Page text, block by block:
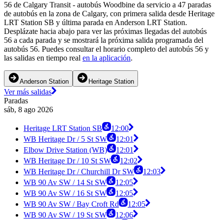
56 de Calgary Transit - autobús Woodbine da servicio a 47 paradas
de autobús en la zona de Calgary, con primera salida desde Heritage
LRT Station SB y última parada en Anderson LRT Station.
Desplázate hacia abajo para ver las próximas llegadas del autobús
56 a cada parada y se mostrará la próxima salida programada del
autobús 56. Puedes consultar el horario completo del autobús 56 y
las salidas en tiempo real en la aplicación.
Anderson Station Heritage Station
Ver más salidas
Paradas
sáb, 8 ago 2026
Heritage LRT Station SB
12:00
WB Heritage Dr / 5 St SW
12:01
Elbow Drive Station (WB)
12:01
WB Heritage Dr / 10 St SW
12:02
WB Heritage Dr / Churchill Dr SW
12:03
WB 90 Av SW / 14 St SW
12:05
WB 90 Av SW / 16 St SW
12:05
WB 90 Av SW / Bay Croft Rd
12:05
WB 90 Av SW / 19 St SW
12:06